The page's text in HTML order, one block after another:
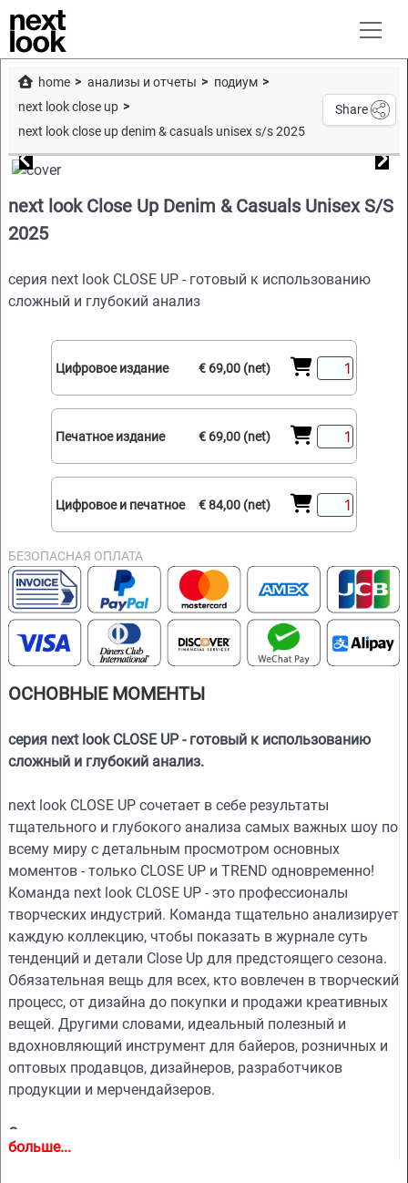
home анализы и отчеты
подиум
next look close up
next look close up denim & casuals unisex s/s 2025
Share
next look Close Up Denim & Casuals Unisex S/S
2025
серия next look CLOSE UP - готовый к использованию
сложный и глубокий анализ
Цифровое издание € 69,00 (net)
Печатное издание € 69,00 (net)
Цифровое и печатное € 84,00 (net)
БЕЗОПАСНАЯ ОПЛАТА
ОСНОВНЫЕ МОМЕНТЫ
серия next look CLOSE UP - готовый к использованию
сложный и глубокий анализ.
next look CLOSE UP сочетает в себе результаты
тщательного и глубокого анализа самых важных шоу по
всему миру с детальным просмотром основных
моментов - только CLOSE UP и TREND одновременно!
Команда next look CLOSE UP - это профессионалы
творческих индустрий. Команда тщательно анализирует
каждую коллекцию, чтобы показать в журнале суть
тенденций и детали Close Up для предстоящего сезона.
Обязательная вещь для всех, кто вовлечен в творческий
процесс, от дизайна до покупки и продажи креативных
вещей. Другими словами, идеальный полезный и
вдохновляющий инструмент для байеров, розничных и
оптовых продавцов, дизайнеров, разработчиков
продукции и мерчендайзеров.
Основные моменты
- Различные услуги для мужской и женской одежды
больше...